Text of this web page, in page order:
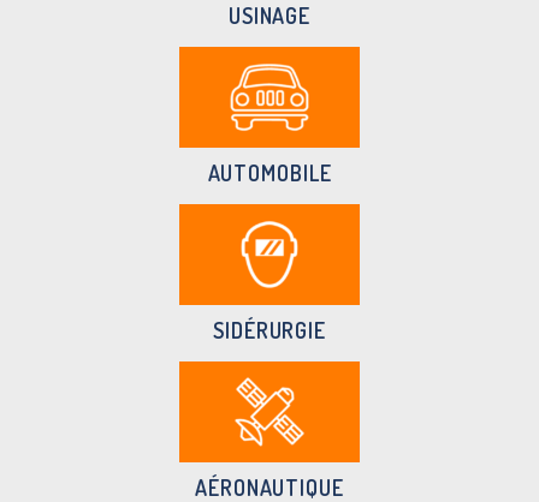
USINAGE
AUTOMOBILE
SIDÉRURGIE
AÉRONAUTIQUE